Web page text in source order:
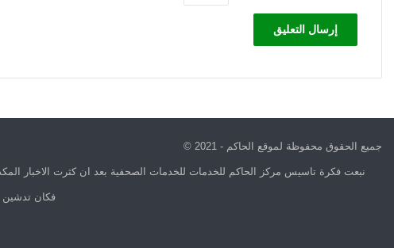
جميع الحقوق محفوظة لموقع الحاكم - 2021 ©
نبعت فكرة تاسيس مركز الحاكم للخدمات للخدمات الصحفية بعد ان كثرت الاخبار
فكان تدشين